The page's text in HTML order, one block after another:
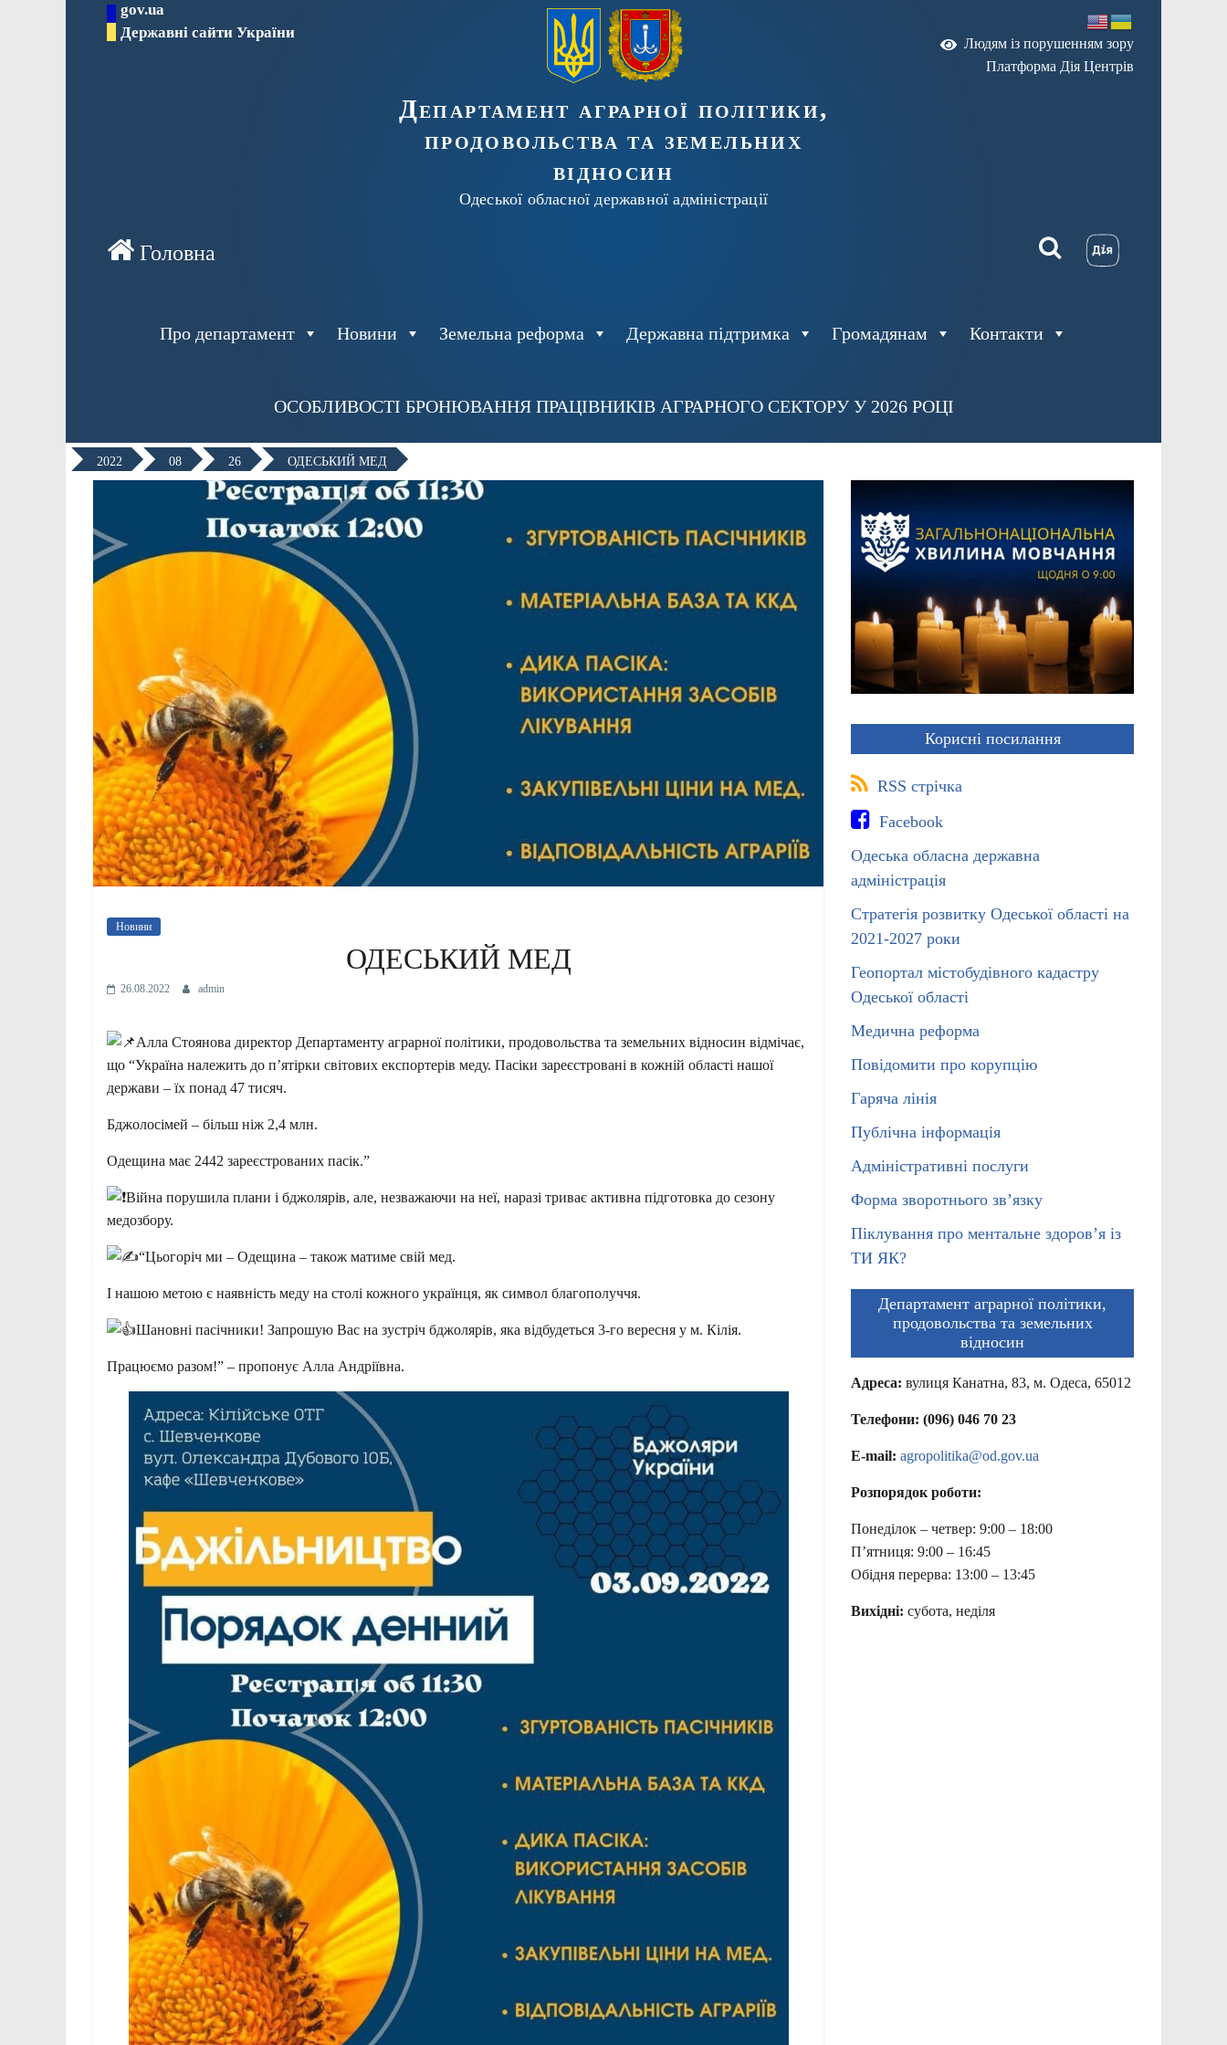
gov.ua
Державні сайти України
Департамент аграрної політики,
продовольства та земельних
відносин
Одеської обласної державної адміністрації
Людям із порушенням зору
Платформа Дія Центрів
Про департамент Новини Земельна реформа Державна підтримка Громадянам Контакти
ОСОБЛИВОСТІ БРОНЮВАННЯ ПРАЦІВНИКІВ АГРАРНОГО СЕКТОРУ У 2026 РОЦІ
2022 08 26 ОДЕСЬКИЙ МЕД
Новини
ОДЕСЬКИЙ МЕД
26.08.2022 admin
Алла Стоянова директор Департаменту аграрної політики, продовольства та земельних відносин відмічає,
що “Україна належить до п’ятірки світових експортерів меду. Пасіки зареєстровані в кожній області нашої
держави – їх понад 47 тисяч.
Бджолосімей – більш ніж 2,4 млн.
Одещина має 2442 зареєстрованих пасік.”
Війна порушила плани і бджолярів, але, незважаючи на неї, наразі триває активна підготовка до сезону
медозбору.
“Цьогоріч ми – Одещина – також матиме свій мед.
І нашою метою є наявність меду на столі кожного українця, як символ благополуччя.
Шановні пасічники! Запрошую Вас на зустріч бджолярів, яка відбудеться 3-го вересня у м. Кілія.
Працюємо разом!” – пропонує Алла Андріївна.
Корисні посилання
RSS стрічка
Facebook
Одеська обласна державна
адміністрація
Стратегія розвитку Одеської області на
2021-2027 роки
Геопортал містобудівного кадастру
Одеської області
Медична реформа
Повідомити про корупцію
Гаряча лінія
Публічна інформація
Адміністративні послуги
Форма зворотнього зв’язку
Піклування про ментальне здоров’я із
ТИ ЯК?
Департамент аграрної політики,
продовольства та земельних
відносин
Адреса: вулиця Канатна, 83, м. Одеса, 65012
Телефони: (096) 046 70 23
E-mail: agropolitika@od.gov.ua
Розпорядок роботи:
Понеділок – четвер: 9:00 – 18:00
П’ятниця: 9:00 – 16:45
Обідня перерва: 13:00 – 13:45
Вихідні: субота, неділя